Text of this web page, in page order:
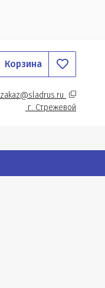
Корзина
zakaz@sladrus.ru
г. Стрежевой